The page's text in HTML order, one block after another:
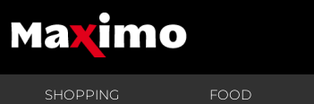
SHOPPING FOOD